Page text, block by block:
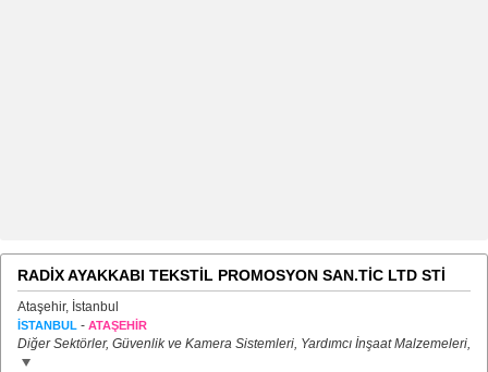
RADİX AYAKKABI TEKSTİL PROMOSYON SAN.TİC LTD STİ
Ataşehir, İstanbul
İSTANBUL - ATAŞEHİR
Diğer Sektörler, Güvenlik ve Kamera Sistemleri, Yardımcı İnşaat Malzemeleri,